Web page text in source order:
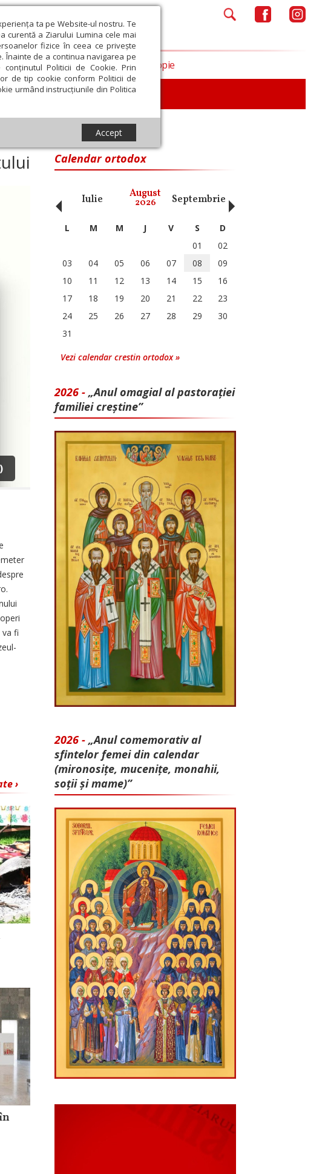
ta pe Website-ul nostru. Te
curentă a Ziarului Lumina cele mai
fizice în ceea ce privește
Înainte de a continua navigarea pe
Politicii de Cookie. Prin
de tip cookie conform Politicii de
urmând instrucțiunile din Politica
Accept
Interviu
Societate Opinii Filantropie
fi
›
Calendar ortodox
Iulie August
2026 Septembrie Octombrie
‹ L M M J V S
D
01
02
03
04 05 06 07 08
09
10
11 12 13 14 15
16
17
18 19 20 21 22
23
24
25 26 27 28 29
30
31
Vezi calendar crestin ortodox »
2026 - „Anul omagial al pastorației
familiei creștine”
2026 - „Anul comemorativ al
sfintelor femei din calendar
(mironosițe, mu­cenițe, monahii,
soții și mame)”